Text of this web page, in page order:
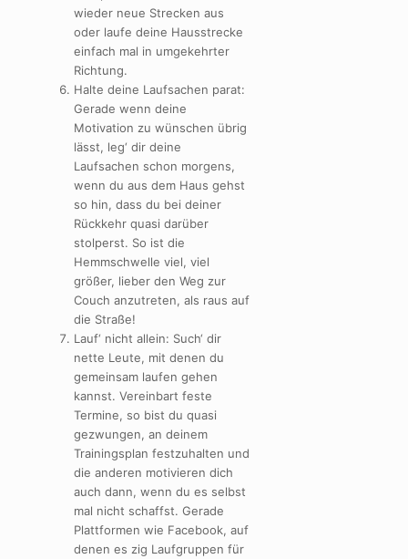
wieder neue Strecken aus
oder laufe deine Hausstrecke
einfach mal in umgekehrter
Richtung.
Halte deine Laufsachen parat:
Gerade wenn deine
Motivation zu wünschen übrig
lässt, leg‘ dir deine
Laufsachen schon morgens,
wenn du aus dem Haus gehst
so hin, dass du bei deiner
Rückkehr quasi darüber
stolperst. So ist die
Hemmschwelle viel, viel
größer, lieber den Weg zur
Couch anzutreten, als raus auf
die Straße!
Lauf‘ nicht allein: Such‘ dir
nette Leute, mit denen du
gemeinsam laufen gehen
kannst. Vereinbart feste
Termine, so bist du quasi
gezwungen, an deinem
Trainingsplan festzuhalten und
die anderen motivieren dich
auch dann, wenn du es selbst
mal nicht schaffst. Gerade
Plattformen wie Facebook, auf
denen es zig Laufgruppen für